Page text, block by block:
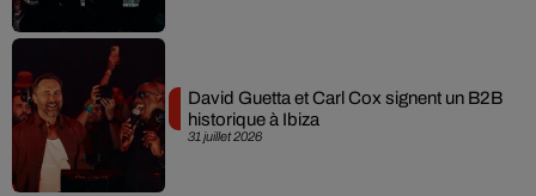
31 juillet 2026
David Guetta et Carl Cox signent un B2B
historique à Ibiza